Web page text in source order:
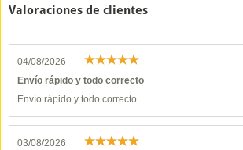
Valoraciones de clientes
04/08/2026
Envío rápido y todo correcto
Envío rápido y todo correcto
03/08/2026